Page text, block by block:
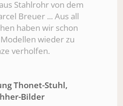
Stahlrohr von dem
Breuer ... Aus all
haben wir schon
wieder zu
verholfen.
Thonet-Stuhl,
Bilder